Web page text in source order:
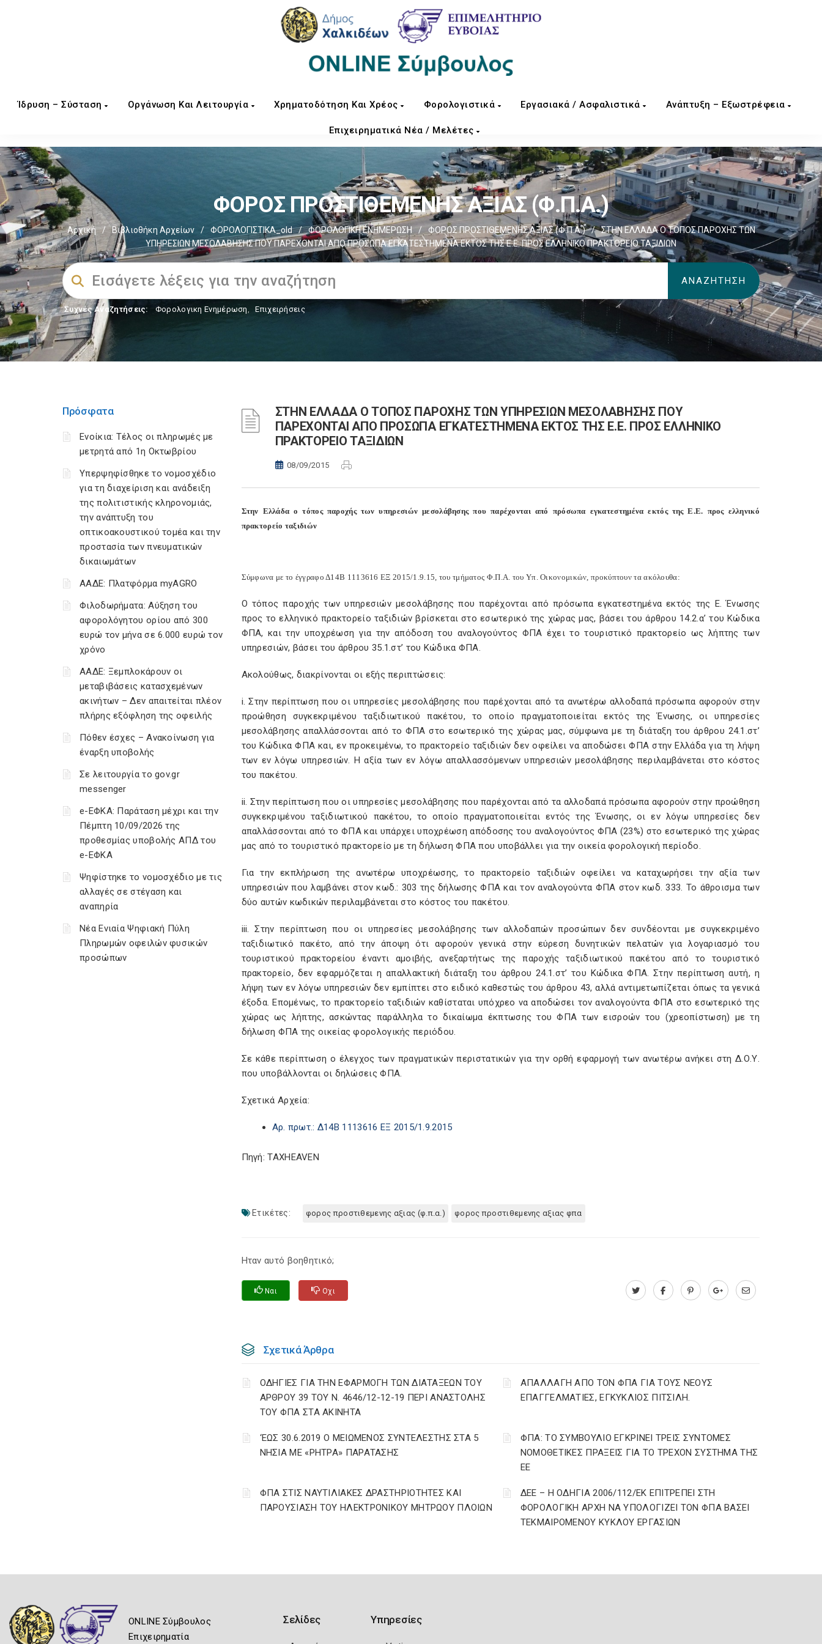
Ίδρυση – Σύσταση Οργάνωση Και Λειτουργία Χρηματοδότηση Και Χρέος Φορολογιστικά Εργασιακά / Ασφαλιστικά Ανάπτυξη – Εξωστρέφεια
Επιχειρηματικά Νέα / Μελέτες
ΦΟΡΟΣ ΠΡΟΣΤΙΘΕΜΕΝΗΣ ΑΞΙΑΣ (Φ.Π.Α.)
Αρχική / Βιβλιοθήκη Αρχείων / ΦΟΡΟΛΟΓΙΣΤΙΚΑ_old / ΦΟΡΟΛΟΓΙΚΗ ΕΝΗΜΕΡΩΣΗ / ΦΟΡΟΣ ΠΡΟΣΤΙΘΕΜΕΝΗΣ ΑΞΙΑΣ (Φ.Π.Α.) /
ΣΤΗΝ ΕΛΛΑΔΑ Ο ΤΟΠΟΣ ΠΑΡΟΧΗΣ ΤΩΝ
ΥΠΗΡΕΣΙΩΝ ΜΕΣΟΛΑΒΗΣΗΣ ΠΟΥ ΠΑΡΕΧΟΝΤΑΙ ΑΠΟ ΠΡΟΣΩΠΑ ΕΓΚΑΤΕΣΤΗΜΕΝΑ ΕΚΤΟΣ ΤΗΣ Ε.Ε. ΠΡΟΣ ΕΛΛΗΝΙΚΟ ΠΡΑΚΤΟΡΕΙΟ ΤΑΞΙΔΙΩΝ
Συχνές Αναζητήσεις: Φορολογικη Ενημέρωση, Επιχειρήσεις
Πρόσφατα
Ενοίκια: Τέλος οι πληρωμές με
μετρητά από 1η Οκτωβρίου
Υπερψηφίσθηκε το νομοσχέδιο
για τη διαχείριση και ανάδειξη
της πολιτιστικής κληρονομιάς,
την ανάπτυξη του
οπτικοακουστικού τομέα και την
προστασία των πνευματικών
δικαιωμάτων
ΑΑΔΕ: Πλατφόρμα myAGRO
Φιλοδωρήματα: Αύξηση του
αφορολόγητου ορίου από 300
ευρώ τον μήνα σε 6.000 ευρώ τον
χρόνο
ΑΑΔΕ: Ξεμπλοκάρουν οι
μεταβιβάσεις κατασχεμένων
ακινήτων – Δεν απαιτείται πλέον
πλήρης εξόφληση της οφειλής
Πόθεν έσχες – Ανακοίνωση για
έναρξη υποβολής
Σε λειτουργία το gov.gr
messenger
e-ΕΦΚΑ: Παράταση μέχρι και την
Πέμπτη 10/09/2026 της
προθεσμίας υποβολής ΑΠΔ του
e-ΕΦΚΑ
Ψηφίστηκε το νομοσχέδιο με τις
αλλαγές σε στέγαση και
αναπηρία
Νέα Ενιαία Ψηφιακή Πύλη
Πληρωμών οφειλών φυσικών
προσώπων
ΣΤΗΝ ΕΛΛΑΔΑ Ο ΤΟΠΟΣ ΠΑΡΟΧΗΣ ΤΩΝ ΥΠΗΡΕΣΙΩΝ ΜΕΣΟΛΑΒΗΣΗΣ ΠΟΥ
ΠΑΡΕΧΟΝΤΑΙ ΑΠΟ ΠΡΟΣΩΠΑ ΕΓΚΑΤΕΣΤΗΜΕΝΑ ΕΚΤΟΣ ΤΗΣ Ε.Ε. ΠΡΟΣ ΕΛΛΗΝΙΚΟ
ΠΡΑΚΤΟΡΕΙΟ ΤΑΞΙΔΙΩΝ
08/09/2015
Στην Ελλάδα ο τόπος παροχής των υπηρεσιών μεσολάβησης που παρέχονται από πρόσωπα εγκατεστημένα εκτός της Ε.Ε. προς ελληνικό
πρακτορείο ταξιδιών
Σύμφωνα με το έγγραφο Δ14Β 1113616 ΕΞ 2015/1.9.15, του τμήματος Φ.Π.Α. του Υπ. Οικονομικών, προκύπτουν τα ακόλουθα:
Ο τόπος παροχής των υπηρεσιών μεσολάβησης που παρέχονται από πρόσωπα εγκατεστημένα εκτός της Ε. Ένωσης
προς το ελληνικό πρακτορείο ταξιδιών βρίσκεται στο εσωτερικό της χώρας μας, βάσει του άρθρου 14.2.α’ του Κώδικα
ΦΠΑ, και την υποχρέωση για την απόδοση του αναλογούντος ΦΠΑ έχει το τουριστικό πρακτορείο ως λήπτης των
υπηρεσιών, βάσει του άρθρου 35.1.στ’ του Κώδικα ΦΠΑ.
Ακολούθως, διακρίνονται οι εξής περιπτώσεις:
i. Στην περίπτωση που οι υπηρεσίες μεσολάβησης που παρέχονται από τα ανωτέρω αλλοδαπά πρόσωπα αφορούν στην
προώθηση συγκεκριμένου ταξιδιωτικού πακέτου, το οποίο πραγματοποιείται εκτός της Ένωσης, οι υπηρεσίες
μεσολάβησης απαλλάσσονται από το ΦΠΑ στο εσωτερικό της χώρας μας, σύμφωνα με τη διάταξη του άρθρου 24.1.στ’
του Κώδικα ΦΠΑ και, εν προκειμένω, το πρακτορείο ταξιδιών δεν οφείλει να αποδώσει ΦΠΑ στην Ελλάδα για τη λήψη
των εν λόγω υπηρεσιών. Η αξία των εν λόγω απαλλασσόμενων υπηρεσιών μεσολάβησης περιλαμβάνεται στο κόστος
του πακέτου.
ii. Στην περίπτωση που οι υπηρεσίες μεσολάβησης που παρέχονται από τα αλλοδαπά πρόσωπα αφορούν στην προώθηση
συγκεκριμένου ταξιδιωτικού πακέτου, το οποίο πραγματοποιείται εντός της Ένωσης, οι εν λόγω υπηρεσίες δεν
απαλλάσσονται από το ΦΠΑ και υπάρχει υποχρέωση απόδοσης του αναλογούντος ΦΠΑ (23%) στο εσωτερικό της χώρας
μας από το τουριστικό πρακτορείο με τη δήλωση ΦΠΑ που υποβάλλει για την οικεία φορολογική περίοδο.
Για την εκπλήρωση της ανωτέρω υποχρέωσης, το πρακτορείο ταξιδιών οφείλει να καταχωρήσει την αξία των
υπηρεσιών που λαμβάνει στον κωδ.: 303 της δήλωσης ΦΠΑ και τον αναλογούντα ΦΠΑ στον κωδ. 333. Το άθροισμα των
δύο αυτών κωδικών περιλαμβάνεται στο κόστος του πακέτου.
iii. Στην περίπτωση που οι υπηρεσίες μεσολάβησης των αλλοδαπών προσώπων δεν συνδέονται με συγκεκριμένο
ταξιδιωτικό πακέτο, από την άποψη ότι αφορούν γενικά στην εύρεση δυνητικών πελατών για λογαριασμό του
τουριστικού πρακτορείου έναντι αμοιβής, ανεξαρτήτως της παροχής ταξιδιωτικού πακέτου από το τουριστικό
πρακτορείο, δεν εφαρμόζεται η απαλλακτική διάταξη του άρθρου 24.1.στ’ του Κώδικα ΦΠΑ. Στην περίπτωση αυτή, η
λήψη των εν λόγω υπηρεσιών δεν εμπίπτει στο ειδικό καθεστώς του άρθρου 43, αλλά αντιμετωπίζεται όπως τα γενικά
έξοδα. Επομένως, το πρακτορείο ταξιδιών καθίσταται υπόχρεο να αποδώσει τον αναλογούντα ΦΠΑ στο εσωτερικό της
χώρας ως λήπτης, ασκώντας παράλληλα το δικαίωμα έκπτωσης του ΦΠΑ των εισροών του (χρεοπίστωση) με τη
δήλωση ΦΠΑ της οικείας φορολογικής περιόδου.
Σε κάθε περίπτωση ο έλεγχος των πραγματικών περιστατικών για την ορθή εφαρμογή των ανωτέρω ανήκει στη Δ.Ο.Υ.
που υποβάλλονται οι δηλώσεις ΦΠΑ.
Σχετικά Αρχεία:
Αρ. πρωτ.: Δ14Β 1113616 ΕΞ 2015/1.9.2015
Πηγή: TAXHEAVEN
Ετικέτες: φορος προστιθεμενης αξιας (φ.π.α.) φορος προστιθεμενης αξιας φπα
Ηταν αυτό βοηθητικό;
Ναι Οχι
Σχετικά Άρθρα
ΟΔΗΓΙΕΣ ΓΙΑ ΤΗΝ ΕΦΑΡΜΟΓΗ ΤΩΝ ΔΙΑΤΑΞΕΩΝ ΤΟΥ
ΑΡΘΡΟΥ 39 ΤΟΥ Ν. 4646/12-12-19 ΠΕΡΙ ΑΝΑΣΤΟΛΗΣ
ΤΟΥ ΦΠΑ ΣΤΑ ΑΚΙΝΗΤΑ
ΑΠΑΛΛΑΓΗ ΑΠΟ ΤΟΝ ΦΠΑ ΓΙΑ ΤΟΥΣ ΝΕΟΥΣ
ΕΠΑΓΓΕΛΜΑΤΙΕΣ, ΕΓΚΥΚΛΙΟΣ ΠΙΤΣΙΛΗ.
‘ΕΩΣ 30.6.2019 Ο ΜΕΙΩΜΕΝΟΣ ΣΥΝΤΕΛΕΣΤΗΣ ΣΤΑ 5
ΝΗΣΙΑ ΜΕ «ΡΗΤΡΑ» ΠΑΡΑΤΑΣΗΣ
ΦΠΑ: ΤΟ ΣΥΜΒΟΥΛΙΟ ΕΓΚΡΙΝΕΙ ΤΡΕΙΣ ΣΥΝΤΟΜΕΣ
ΝΟΜΟΘΕΤΙΚΕΣ ΠΡΑΞΕΙΣ ΓΙΑ ΤΟ ΤΡΕΧΟΝ ΣΥΣΤΗΜΑ ΤΗΣ
ΕΕ
ΦΠΑ ΣΤΙΣ ΝΑΥΤΙΛΙΑΚΕΣ ΔΡΑΣΤΗΡΙΟΤΗΤΕΣ ΚΑΙ
ΠΑΡΟΥΣΙΑΣΗ ΤΟΥ ΗΛΕΚΤΡΟΝΙΚΟΥ ΜΗΤΡΩΟΥ ΠΛΟΙΩΝ
ΔΕΕ – Η ΟΔΗΓΙΑ 2006/112/ΕΚ ΕΠΙΤΡΕΠΕΙ ΣΤΗ
ΦΟΡΟΛΟΓΙΚΗ ΑΡΧΗ ΝΑ ΥΠΟΛΟΓΙΖΕΙ ΤΟΝ ΦΠΑ ΒΑΣΕΙ
ΤΕΚΜΑΙΡΟΜΕΝΟΥ ΚΥΚΛΟΥ ΕΡΓΑΣΙΩΝ
ONLINE Σύμβουλος
Επιχειρηματία
Σελίδες Υπηρεσίες